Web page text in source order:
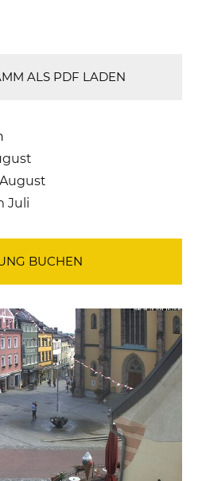
ALS PDF LADEN
Juli
BUCHEN